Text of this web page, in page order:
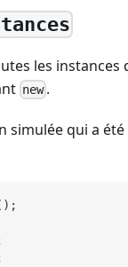
les
new .
simulée qui a
) ;